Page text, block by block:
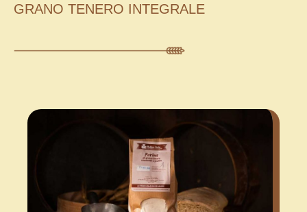
GRANO TENERO INTEGRALE